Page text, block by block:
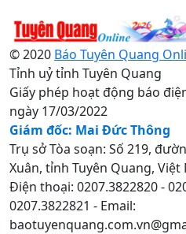
© 2020 Báo Tuyên Quang
Tỉnh uỷ tỉnh Tuyên Quang
Giấy phép hoạt động báo
ngày 17/03/2022
Giám đốc: Mai Đức Thông
Trụ sở Tòa soạn: Số 219,
Xuân, tỉnh Tuyên Quang, Việt
Điện thoại: 0207.3822820 -
0207.3822821 - Email: